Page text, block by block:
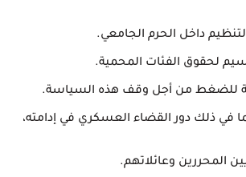
بما في ذلك دور القضاء العسكري في إدامته،